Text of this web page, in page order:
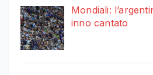
Mondiali:
inno cantato